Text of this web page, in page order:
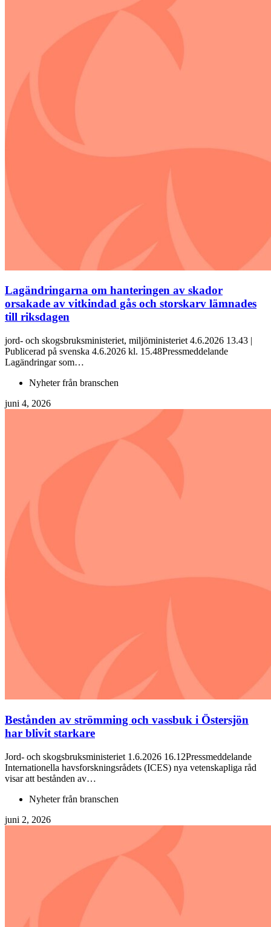
Lagändringarna om hanteringen av skador
orsakade av vitkindad gås och storskarv lämnades
till riksdagen
jord- och skogsbruksministeriet, miljöministeriet 4.6.2026 13.43 |
Publicerad på svenska 4.6.2026 kl. 15.48Pressmeddelande
Lagändringar som…
Nyheter från branschen
juni 4, 2026
Bestånden av strömming och vassbuk i Östersjön
har blivit starkare
Jord- och skogsbruksministeriet 1.6.2026 16.12Pressmeddelande
Internationella havsforskningsrådets (ICES) nya vetenskapliga råd
visar att bestånden av…
Nyheter från branschen
juni 2, 2026